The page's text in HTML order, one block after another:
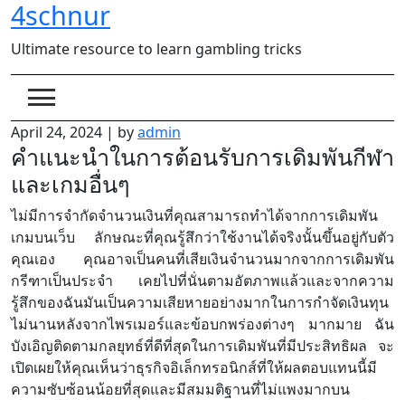
Skip
to
content
4schnur
Ultimate resource to learn gambling tricks
April 24, 2024 | byadmin
คำแนะนำในการต้อนรับการเดิมพันกีฬา
และเกมอื่นๆ
ไม่มีการจำกัดจำนวนเงินที่คุณสามารถทำได้จากการเดิมพัน
เกมบนเว็บ ลักษณะที่คุณรู้สึกว่าใช้งานได้จริงนั้นขึ้นอยู่กับตัว
คุณเอง คุณอาจเป็นคนที่เสียเงินจำนวนมากจากการเดิมพัน
กรีฑาเป็นประจำ เคยไปที่นั่นตามอัตภาพแล้วและจากความ
รู้สึกของฉันมันเป็นความเสียหายอย่างมากในการกำจัดเงินทุน
ไม่นานหลังจากไพรเมอร์และข้อบกพร่องต่างๆ มากมาย ฉัน
บังเอิญติดตามกลยุทธ์ที่ดีที่สุดในการเดิมพันที่มีประสิทธิผล จะ
เปิดเผยให้คุณเห็นว่าธุรกิจอิเล็กทรอนิกส์ที่ให้ผลตอบแทนนี้มี
ความซับซ้อนน้อยที่สุดและมีสมมติฐานที่ไม่แพงมากบน